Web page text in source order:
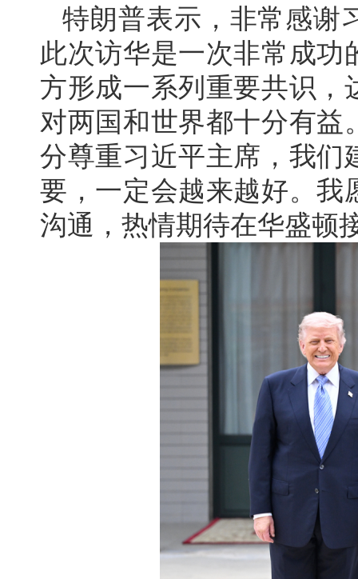
特朗普表示，非常感谢
此次访华是一次非常成功
方形成一系列重要共识，
对两国和世界都十分有益
分尊重习近平主席，我们
要，一定会越来越好。我
沟通，热情期待在华盛顿